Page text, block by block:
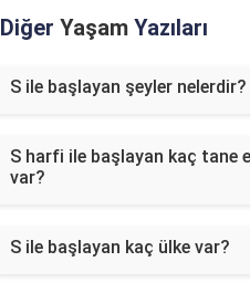
Diğer Yaşam Yazıları
S ile başlayan şeyler nelerdir?
S harfi ile başlayan kaç tane
var?
S ile başlayan kaç ülke var?